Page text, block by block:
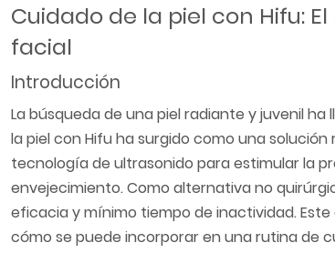
Cuidado de la piel con Hifu:
facial
Introducción
La búsqueda de una piel radiante y juvenil
la piel con Hifu ha surgido como una
tecnología de ultrasonido para estimular la
envejecimiento. Como alternativa no
eficacia y mínimo tiempo de inactividad.
cómo se puede incorporar en una rutina de